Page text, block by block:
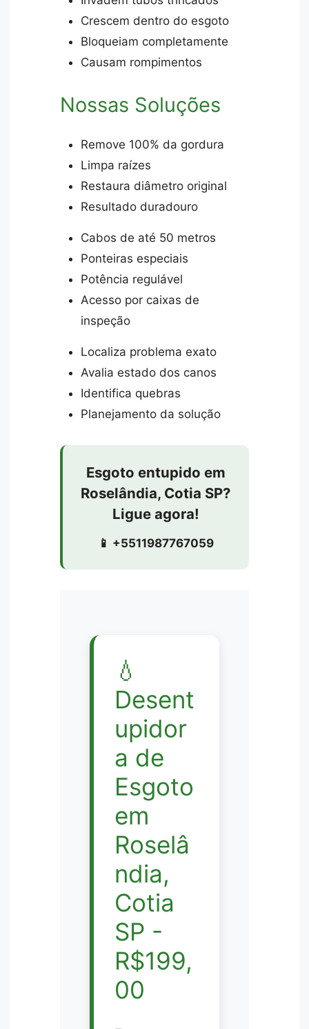
Crescem dentro do esgoto
Bloqueiam completamente
Causam rompimentos
Nossas Soluções
Remove 100% da gordura
Limpa raízes
Restaura diâmetro original
Resultado duradouro
Cabos de até 50 metros
Ponteiras especiais
Potência regulável
Acesso por caixas de
inspeção
Localiza problema exato
Avalia estado dos canos
Identifica quebras
Planejamento da solução
Esgoto entupido em
Roselândia, Cotia SP?
Ligue agora!
📱 +5511987767059
💧
Desent
upidor
a de
Esgoto
em
Roselâ
ndia,
Cotia
SP -
R$199,
00